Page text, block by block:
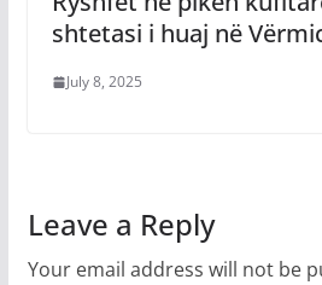
shtetasi i huaj në
July 8, 2025
Leave a Reply
Your email address will not be